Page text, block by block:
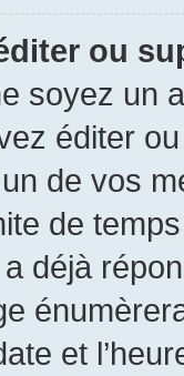
ou
soyez un
éditer
de vos
de
a déjà
et